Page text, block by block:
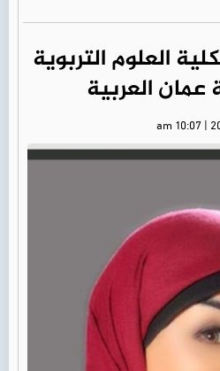
العلوم التربوية
العربية
am 10:07 |